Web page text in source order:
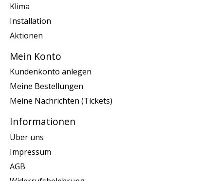
Klima
Installation
Aktionen
Mein Konto
Kundenkonto anlegen
Meine Bestellungen
Meine Nachrichten (Tickets)
Informationen
Über uns
Impressum
AGB